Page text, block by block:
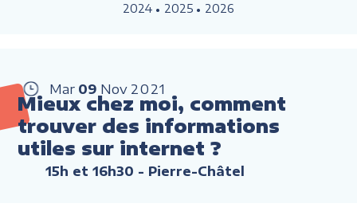
2024
2025 2026
Mar 09 Nov 2021
Mieux chez moi, comment
trouver des informations
utiles sur internet ?
15h et 16h30 - Pierre-Châtel